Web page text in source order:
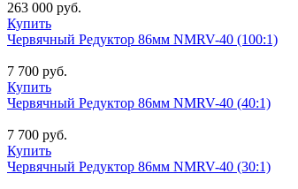
263 000 руб.
Купить
Червячный Редуктор 86мм NMRV-40 (100:1)
7 700 руб.
Купить
Червячный Редуктор 86мм NMRV-40 (40:1)
7 700 руб.
Купить
Червячный Редуктор 86мм NMRV-40 (30:1)